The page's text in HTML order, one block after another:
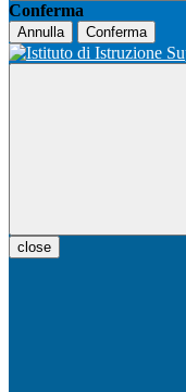
Conferma
Annulla Conferma
close